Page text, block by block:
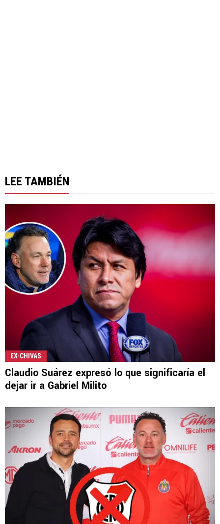
LEE TAMBIÉN
EX-CHIVAS
Claudio Suárez expresó lo que significaría el
dejar ir a Gabriel Milito